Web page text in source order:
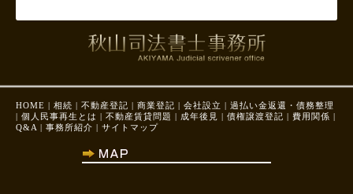
HOME | 相続 | 不動産登記 | 商業登記 | 会社設立 | 過払い金返還・債務整理
| 個人民事再生とは | 不動産賃貸問題 | 成年後見 | 債権譲渡登記 | 費用関係 |
Q&A | 事務所紹介 | サイトマップ